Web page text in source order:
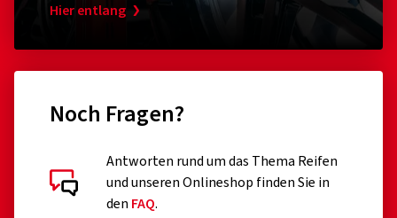
Hier entlang
Noch Fragen?
Antworten rund um das Thema Reifen
und unseren Onlineshop finden Sie in
den FAQ.